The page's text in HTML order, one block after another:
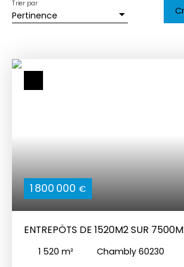
Pertinence
Trier par
1 800 000 €
ENTREPÖTS DE 1520M2 SUR
1 520 m²
Chambly 60230